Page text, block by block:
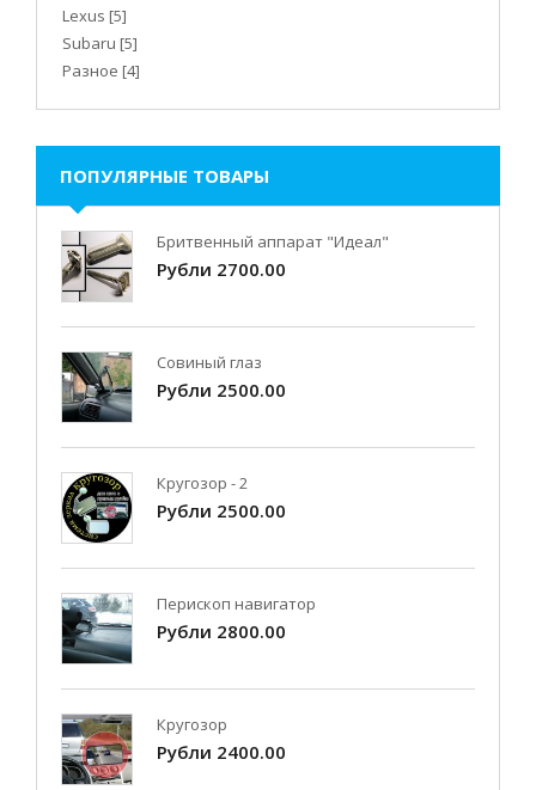
Lexus [5]
Subaru [5]
Разное [4]
ПОПУЛЯРНЫЕ ТОВАРЫ
Бритвенный аппарат "Идеал"
Рубли 2700.00
Совиный глаз
Рубли 2500.00
Кругозор - 2
Рубли 2500.00
Перископ навигатор
Рубли 2800.00
Кругозор
Рубли 2400.00